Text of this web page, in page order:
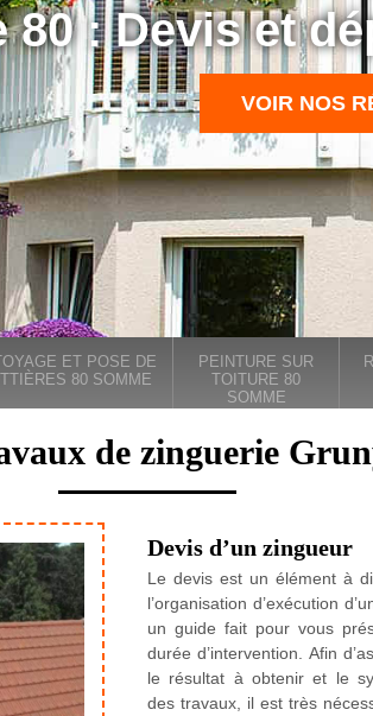
80 : Devis et
VOIR NOS
ET POSE DE
80 SOMME
PEINTURE SUR
TOITURE 80
SOMME
de zinguerie
Devis d’un zingueur
Le devis est un élément à
l’organisation d’exécution
un guide fait pour vous
durée d’intervention. Afin
le résultat à obtenir et le
des travaux, il est très